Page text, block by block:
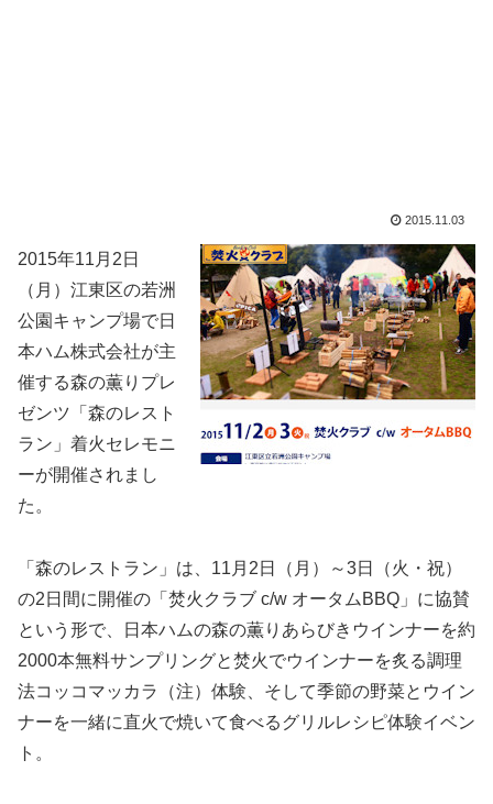
2015.11.03
2015年11月2日
（月）江東区の若洲
公園キャンプ場で日
本ハム株式会社が主
催する森の薫りプレ
ゼンツ「森のレスト
ラン」着火セレモニ
ーが開催されまし
た。
「森のレストラン」は、11月2日（月）～3日（火・祝）
の2日間に開催の「焚火クラブ c/w オータムBBQ」に協賛
という形で、日本ハムの森の薫りあらびきウインナーを約
2000本無料サンプリングと焚火でウインナーを炙る調理
法コッコマッカラ（注）体験、そして季節の野菜とウイン
ナーを一緒に直火で焼いて食べるグリルレシピ体験イベン
ト。